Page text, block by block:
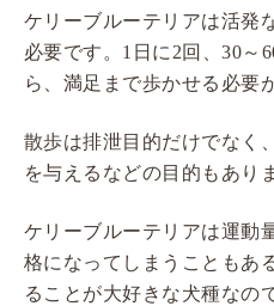
ケリーブルーテリアは活発
必要です。1日に2回、30～
ら、満足まで歩かせる必要
散歩は排泄目的だけでなく
を与えるなどの目的もあり
ケリーブルーテリアは運動
格になってしまうこともあ
ることが大好きな犬種なの